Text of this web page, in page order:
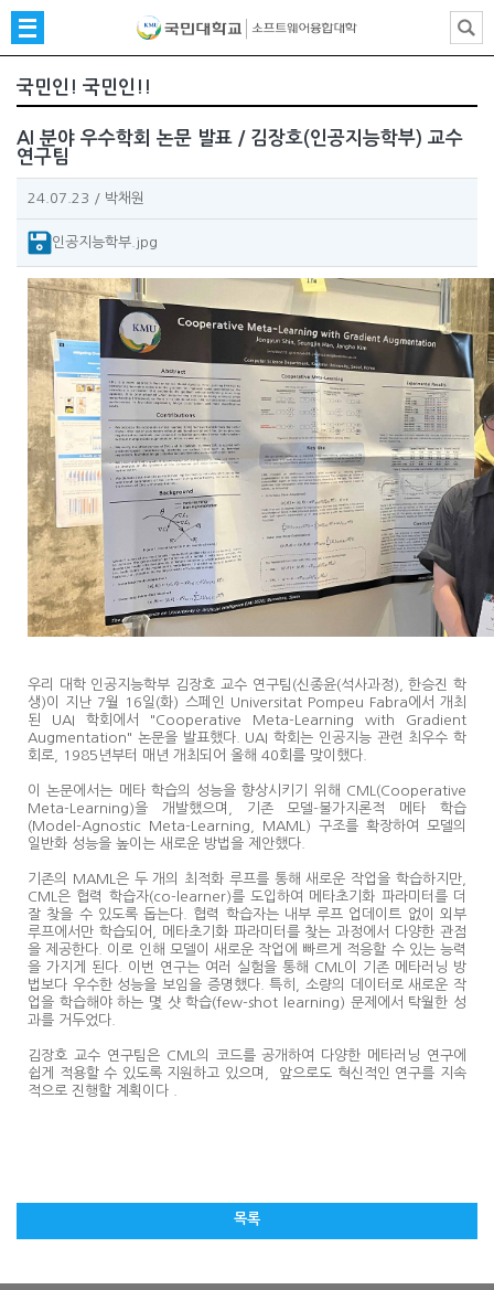
국민인! 국민인!!
AI 분야 우수학회 논문 발표 / 김장호(인공지능학부) 교수
연구팀
24.07.23 / 박채원
인공지능학부.jpg
우리 대학 인공지능학부 김장호 교수 연구팀(신종윤(석사과정), 한승진 학
생)이 지난 7월 16일(화) 스페인 Universitat Pompeu Fabra에서 개최
된 UAI 학회에서 "Cooperative Meta-Learning with Gradient
Augmentation" 논문을 발표했다. UAI 학회는 인공지능 관련 최우수 학
회로, 1985년부터 매년 개최되어 올해 40회를 맞이했다.
이 논문에서는 메타 학습의 성능을 향상시키기 위해 CML(Cooperative
Meta-Learning)을 개발했으며, 기존 모델-불가지론적 메타 학습
(Model-Agnostic Meta-Learning, MAML) 구조를 확장하여 모델의
일반화 성능을 높이는 새로운 방법을 제안했다.
기존의 MAML은 두 개의 최적화 루프를 통해 새로운 작업을 학습하지만,
CML은 협력 학습자(co-learner)를 도입하여 메타초기화 파라미터를 더
잘 찾을 수 있도록 돕는다. 협력 학습자는 내부 루프 업데이트 없이 외부
루프에서만 학습되어, 메타초기화 파라미터를 찾는 과정에서 다양한 관점
을 제공한다. 이로 인해 모델이 새로운 작업에 빠르게 적응할 수 있는 능력
을 가지게 된다. 이번 연구는 여러 실험을 통해 CML이 기존 메타러닝 방
법보다 우수한 성능을 보임을 증명했다. 특히, 소량의 데이터로 새로운 작
업을 학습해야 하는 몇 샷 학습(few-shot learning) 문제에서 탁월한 성
과를 거두었다.
김장호 교수 연구팀은 CML의 코드를 공개하여 다양한 메타러닝 연구에
쉽게 적용할 수 있도록 지원하고 있으며, 앞으로도 혁신적인 연구를 지속
적으로 진행할 계획이다 .
목록